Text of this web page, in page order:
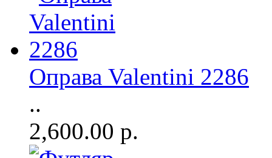
Оправа Valentini 2286
..
2,600.00 р.